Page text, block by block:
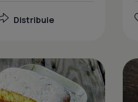
Distribuie
Tort cu